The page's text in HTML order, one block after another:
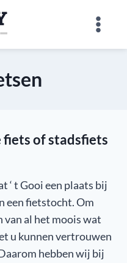
of stadsfiets
‘ t Gooi een plaats bij
een fietstocht. Om
al het moois wat
u kunnen vertrouwen
hebben wij bij